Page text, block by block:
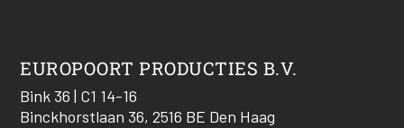
EUROPOORT PRODUCTIES B.V.
Bink 36 | C1 14-16
Binckhorstlaan 36, 2516 BE Den Haag